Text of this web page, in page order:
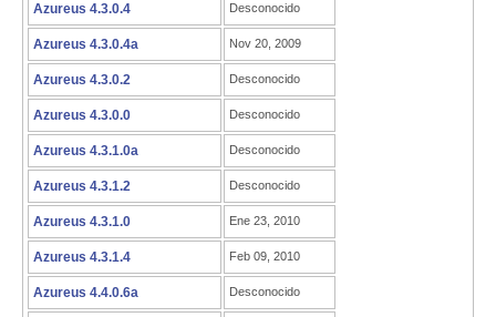
Azureus 4.3.0.4 Desconocido
Azureus 4.3.0.4a Nov 20, 2009
Azureus 4.3.0.2 Desconocido
Azureus 4.3.0.0 Desconocido
Azureus 4.3.1.0a Desconocido
Azureus 4.3.1.2 Desconocido
Azureus 4.3.1.0 Ene 23, 2010
Azureus 4.3.1.4 Feb 09, 2010
Azureus 4.4.0.6a Desconocido